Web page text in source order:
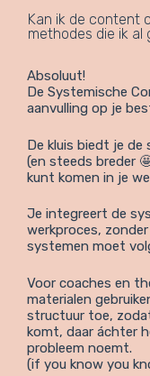
Kan ik de content
methodes die ik al
Absoluut!
De Systemische
aanvulling op je
De kluis biedt je de
(en steeds breder
kunt komen in je
Je integreert de
werkproces,
systemen moet
Voor coaches en
materialen
structuur toe,
komt, daar áchter
probleem noemt.
(if you know you